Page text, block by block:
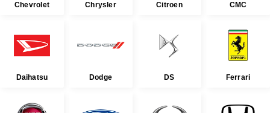
Chevrolet Chrysler Citroen CMC
Daihatsu Dodge DS Ferrari